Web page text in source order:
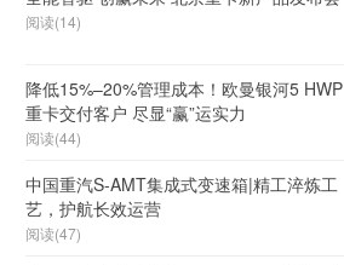
阅读(14)
降低15%–20%管理成本！欧曼银河5 HWP
重卡交付客户 尽显“赢”运实力
阅读(44)
中国重汽S-AMT集成式变速箱|精工淬炼工
艺，护航长效运营
阅读(47)